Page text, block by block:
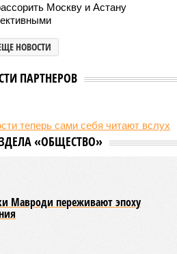
в противоречие с нами. Ведь пока
держать в балансе, человечество
окружающей средой. Самые
грозят?
котором описывались
искусственно
жизни участия пытливых
конца света может не
разберётся, как и где
популяции.